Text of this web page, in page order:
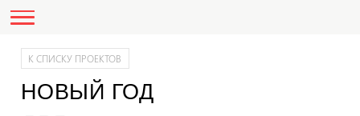
К СПИСКУ ПРОЕКТОВ
НОВЫЙ ГОД